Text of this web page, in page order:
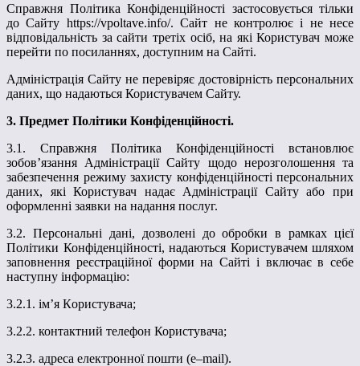
Справжня Політика Конфіденційності застосовується тільки
до Сайту https://vpoltave.info/. Сайт не контролює і не несе
відповідальність за сайти третіх осіб, на які Користувач може
перейти по посиланнях, доступним на Сайті.
Адміністрація Сайту не перевіряє достовірність персональних
даних, що надаються Користувачем Сайту.
3. Предмет Політики Конфіденційності.
3.1. Справжня Політика Конфіденційності встановлює
зобов’язання Адміністрації Сайту щодо нерозголошення та
забезпечення режиму захисту конфіденційності персональних
даних, які Користувач надає Адміністрації Сайту або при
оформленні заявки на надання послуг.
3.2. Персональні дані, дозволені до обробки в рамках цієї
Політики Конфіденційності, надаються Користувачем шляхом
заповнення реєстраційної форми на Сайті і включає в себе
наступну інформацію:
3.2.1. ім’я Користувача;
3.2.2. контактний телефон Користувача;
3.2.3. адреса електронної пошти (e–mail).